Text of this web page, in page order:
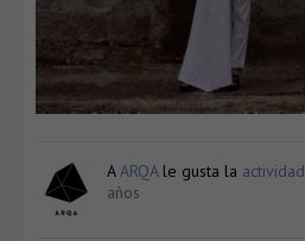
AARQAle gusta la actividad
años